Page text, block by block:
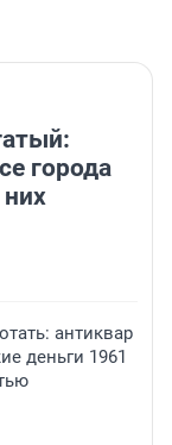
города
антиквар
деньги 1961